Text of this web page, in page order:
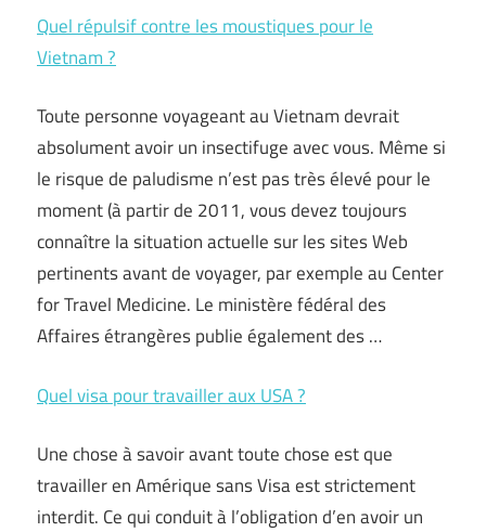
Quel répulsif contre les moustiques pour le
Vietnam ?
Toute personne voyageant au Vietnam devrait
absolument avoir un insectifuge avec vous. Même si
le risque de paludisme n’est pas très élevé pour le
moment (à partir de 2011, vous devez toujours
connaître la situation actuelle sur les sites Web
pertinents avant de voyager, par exemple au Center
for Travel Medicine. Le ministère fédéral des
Affaires étrangères publie également des …
Quel visa pour travailler aux USA ?
Une chose à savoir avant toute chose est que
travailler en Amérique sans Visa est strictement
interdit. Ce qui conduit à l’obligation d’en avoir un